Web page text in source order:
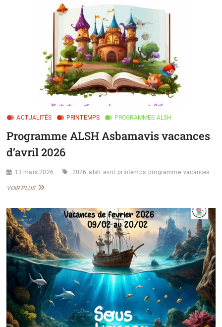
DÉCEMBRE
ACTUALITÉS PRINTEMPS PROGRAMMES ALSH
Programme ALSH Asbamavis vacances
d’avril 2026
13 mars 2026 2026 alsh avril printemps programme vacances
VOIR PLUSPROGRAMME
VACANCES
D’AVRIL
2026